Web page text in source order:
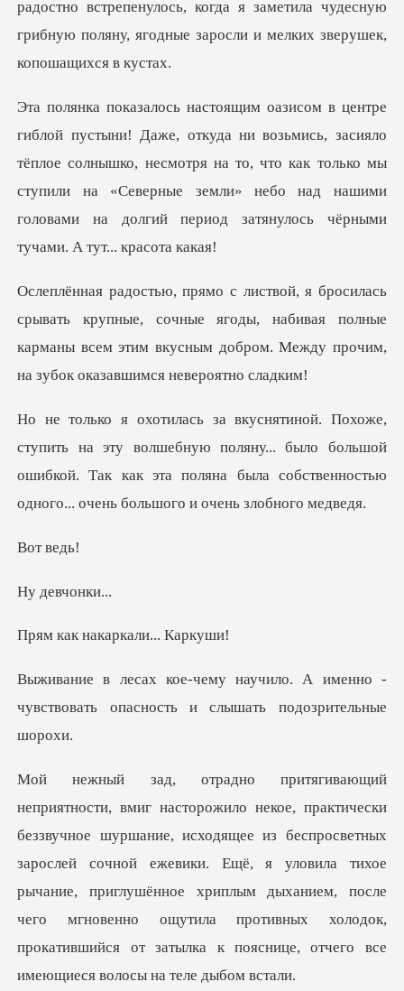
радостно встр
, засияло
тёплое солнышко, несмотря на то, что как только мы
ступили на «Северные земли» н
упные, сочные ягоды, набивая полные
карманы всем этим вкусным
олшебную поляну... было большой
ошибкой. Так как эта поляна была
ве
евчо
акаркали..
о. А именно -
чувствовать опаснос
из беспросветных
зарослей сочной ежевики. Ещё, я уловила тихое
рычание, приглушённое хриплым дыханием, после
чего мгн